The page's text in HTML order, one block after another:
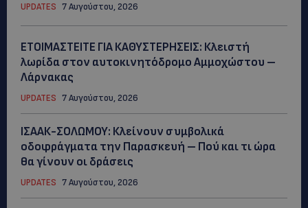
UPDATES 7 Αυγούστου, 2026
ΕΤΟΙΜΑΣΤΕΙΤΕ ΓΙΑ ΚΑΘΥΣΤΕΡΗΣΕΙΣ: Κλειστή
λωρίδα στον αυτοκινητόδρομο Αμμοχώστου –
Λάρνακας
UPDATES 7 Αυγούστου, 2026
ΙΣΑΑΚ-ΣΟΛΩΜΟΥ: Κλείνουν συμβολικά
οδοφράγματα την Παρασκευή – Πού και τι ώρα
θα γίνουν οι δράσεις
UPDATES 7 Αυγούστου, 2026